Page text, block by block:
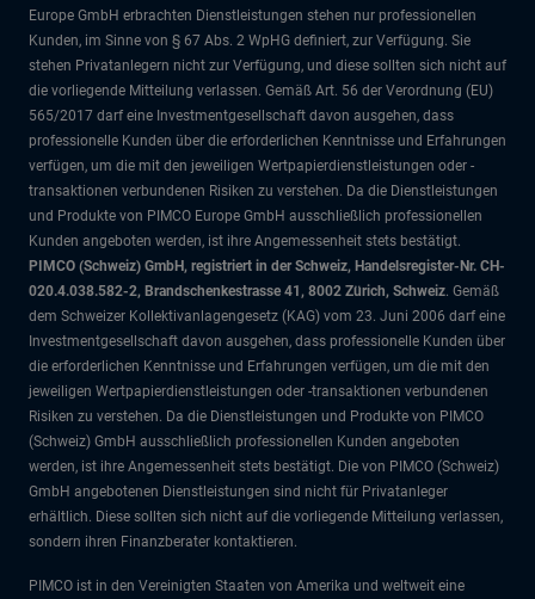
Europe GmbH erbrachten Dienstleistungen stehen nur professionellen
Kunden, im Sinne von § 67 Abs. 2 WpHG definiert, zur Verfügung. Sie
stehen Privatanlegern nicht zur Verfügung, und diese sollten sich nicht auf
die vorliegende Mitteilung verlassen. Gemäß Art. 56 der Verordnung (EU)
565/2017 darf eine Investmentgesellschaft davon ausgehen, dass
professionelle Kunden über die erforderlichen Kenntnisse und Erfahrungen
verfügen, um die mit den jeweiligen Wertpapierdienstleistungen oder -
transaktionen verbundenen Risiken zu verstehen. Da die Dienstleistungen
und Produkte von PIMCO Europe GmbH ausschließlich professionellen
Kunden angeboten werden, ist ihre Angemessenheit stets bestätigt.
PIMCO (Schweiz) GmbH, registriert in der Schweiz, Handelsregister-Nr. CH-
020.4.038.582-2, Brandschenkestrasse 41, 8002 Zürich, Schweiz. Gemäß
dem Schweizer Kollektivanlagengesetz (KAG) vom 23. Juni 2006 darf eine
Investmentgesellschaft davon ausgehen, dass professionelle Kunden über
die erforderlichen Kenntnisse und Erfahrungen verfügen, um die mit den
jeweiligen Wertpapierdienstleistungen oder -transaktionen verbundenen
Risiken zu verstehen. Da die Dienstleistungen und Produkte von PIMCO
(Schweiz) GmbH ausschließlich professionellen Kunden angeboten
werden, ist ihre Angemessenheit stets bestätigt. Die von PIMCO (Schweiz)
GmbH angebotenen Dienstleistungen sind nicht für Privatanleger
erhältlich. Diese sollten sich nicht auf die vorliegende Mitteilung verlassen,
sondern ihren Finanzberater kontaktieren.
PIMCO ist in den Vereinigten Staaten von Amerika und weltweit eine